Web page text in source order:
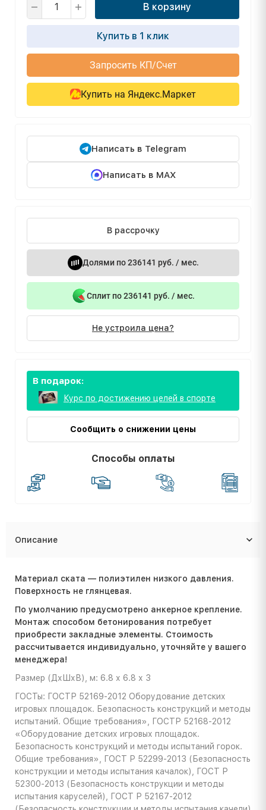
В корзину
Купить в 1 клик
Запросить КП/Счет
Купить на Яндекс.Маркет
Написать в Telegram
Написать в MAX
В рассрочку
Долями по 236141 руб. / мес.
Сплит по 236141 руб. / мес.
Не устроила цена?
В подарок:
Курс по достижению целей в спорте
Сообщить о снижении цены
Способы оплаты
Описание
Материал ската — полиэтилен низкого давления.
Поверхность не глянцевая.
По умолчанию предусмотрено анкерное крепление.
Монтаж способом бетонирования потребует
приобрести закладные элементы. Стоимость
расcчитывается индивидуально, уточняйте у вашего
менеджера!
Размер (ДхШхВ), м: 6.8 х 6.8 х 3
ГОСТы: ГОСТР 52169-2012 Оборудование детских
игровых площадок. Безопасность конструкций и методы
испытаний. Общие требования», ГОСТР 52168-2012
«Оборудование детских игровых площадок.
Безопасность конструкций и методы испытаний горок.
Общие требования», ГОСТ Р 52299-2013 (Безопасность
конструкции и методы испытания качалок), ГОСТ Р
52300-2013 (Безопасность конструкции и методы
испытания каруселей), ГОСТ Р 52167-2012